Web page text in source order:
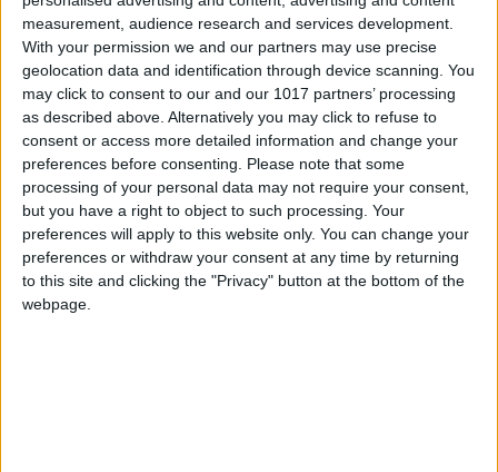
measurement, audience research and services development.
With your permission we and our partners may use precise
geolocation data and identification through device scanning. You
may click to consent to our and our 1017 partners’ processing
as described above. Alternatively you may click to refuse to
consent or access more detailed information and change your
preferences before consenting. Please note that some
processing of your personal data may not require your consent,
but you have a right to object to such processing. Your
preferences will apply to this website only. You can change your
preferences or withdraw your consent at any time by returning
to this site and clicking the "Privacy" button at the bottom of the
webpage.
Nos antigos salões de baile do Palácio Valle Flôr
situa-se hoje o restaurante homónimo. Com
mobiliário e decoração clássica, estilo regência,
com o rigor da época e do meio à sua volta,
nesta sala de jantar respira-se elegância e
exclusividade, convertendo o restaurante num
recanto único na cidade.